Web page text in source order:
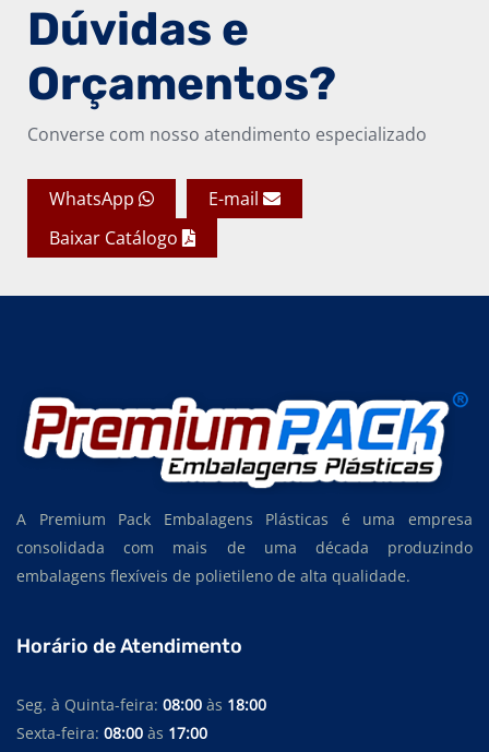
Dúvidas e
Orçamentos?
Converse com nosso atendimento especializado
WhatsApp
E-mail
Baixar Catálogo
A Premium Pack Embalagens Plásticas é uma empresa
consolidada com mais de uma década produzindo
embalagens flexíveis de polietileno de alta qualidade.
Horário de Atendimento
Seg. à Quinta-feira: 08:00 às 18:00
Sexta-feira: 08:00 às 17:00